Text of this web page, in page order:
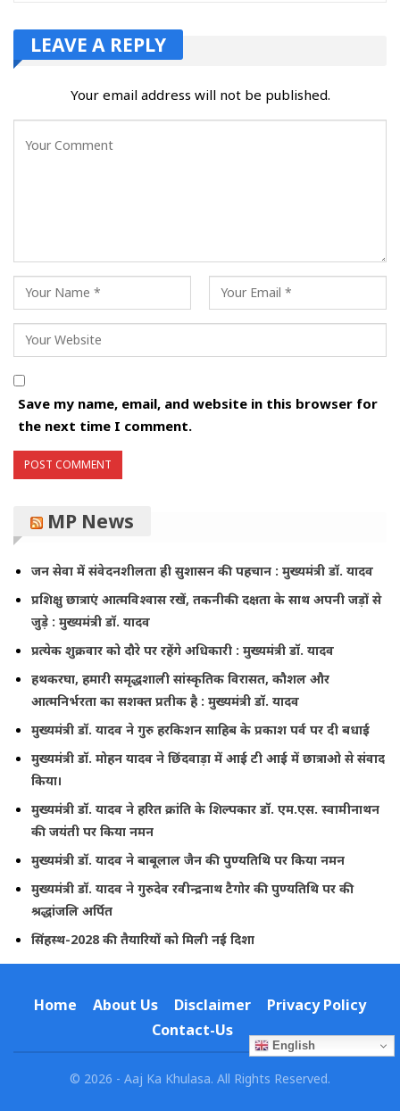
LEAVE A REPLY
Your email address will not be published.
Save my name, email, and website in this browser for
the next time I comment.
MP News
जन सेवा में संवेदनशीलता ही सुशासन की पहचान : मुख्यमंत्री डॉ. यादव
प्रशिक्षु छात्राएं आत्मविश्वास रखें, तकनीकी दक्षता के साथ अपनी जड़ों से
जुड़े : मुख्यमंत्री डॉ. यादव
प्रत्येक शुक्रवार को दौरे पर रहेंगे अधिकारी : मुख्यमंत्री डॉ. यादव
हथकरघा, हमारी समृद्धशाली सांस्कृतिक विरासत, कौशल और
आत्मनिर्भरता का सशक्त प्रतीक है : मुख्यमंत्री डॉ. यादव
मुख्यमंत्री डॉ. यादव ने गुरु हरकिशन साहिब के प्रकाश पर्व पर दी बधाई
मुख्यमंत्री डॉ. मोहन यादव ने छिंदवाड़ा में आई टी आई में छात्राओ से संवाद
किया।
मुख्यमंत्री डॉ. यादव ने हरित क्रांति के शिल्पकार डॉ. एम.एस. स्वामीनाथन
की जयंती पर किया नमन
मुख्यमंत्री डॉ. यादव ने बाबूलाल जैन की पुण्यतिथि पर किया नमन
मुख्यमंत्री डॉ. यादव ने गुरुदेव रवीन्द्रनाथ टैगोर की पुण्यतिथि पर की
श्रद्धांजलि अर्पित
सिंहस्थ-2028 की तैयारियों को मिली नई दिशा
Home About Us Disclaimer
Privacy Policy
Contact-Us
English
© 2026 - Aaj Ka Khulasa. All Rights Reserved.